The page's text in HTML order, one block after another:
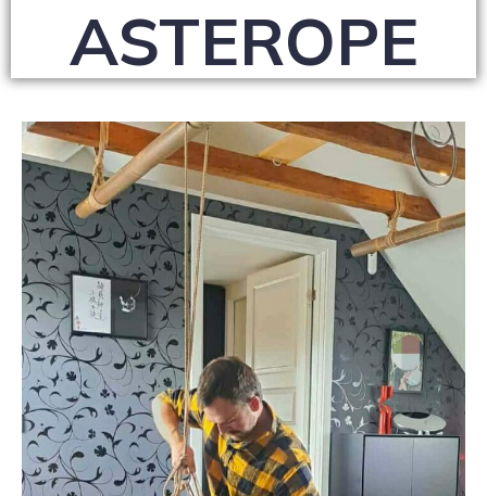
ASTEROPE